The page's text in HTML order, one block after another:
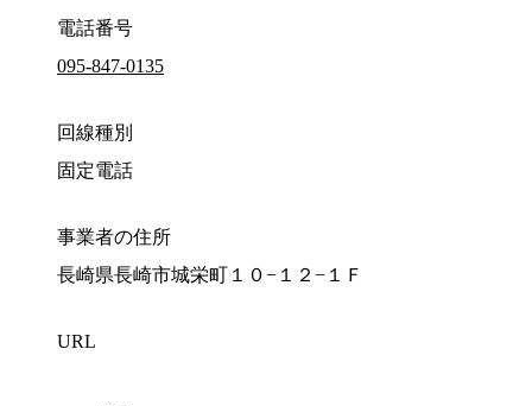
電話番号
095-847-0135
回線種別
固定電話
事業者の住所
長崎県長崎市城栄町１０−１２−１Ｆ
URL